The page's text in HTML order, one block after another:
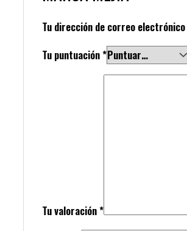
Tu dirección de correo
Tu puntuación*
Tu valoración*